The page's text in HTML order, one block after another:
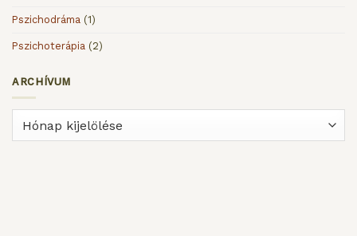
Pszichodráma (1)
Pszichoterápia (2)
ARCHÍVUM